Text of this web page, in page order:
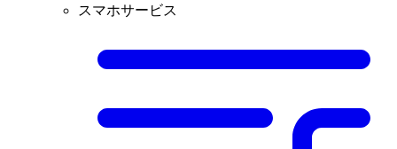
スマホサービス